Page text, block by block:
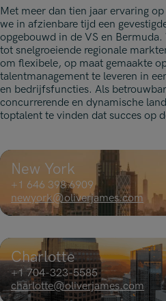
Verzekering, Bemiddeling &
Hong Kong
London
Madrid
Maleisië
Paris
Singapore
Zürich
Met meer dan tien jaar ervaring
we in afzienbare tijd een
opgebouwd in de VS en
tot snelgroeiende regionale
om flexibele, op maat gemaakte
talentmanagement te leveren in
en bedrijfsfuncties. Als
concurrerende en dynamische
toptalent te vinden dat succes op
New York
+1 646 398 6909
newyork@oliverjames.com
Charlotte
+1 704-323-5585
charlotte@oliverjames.com